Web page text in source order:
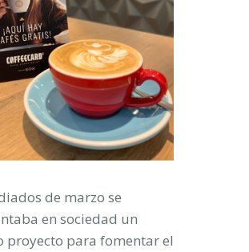
de marzo se
en sociedad un
proyecto para fomentar el